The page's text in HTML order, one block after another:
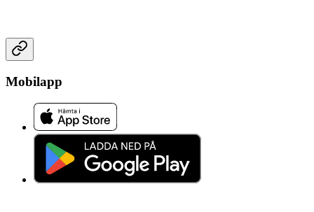
Mobilapp